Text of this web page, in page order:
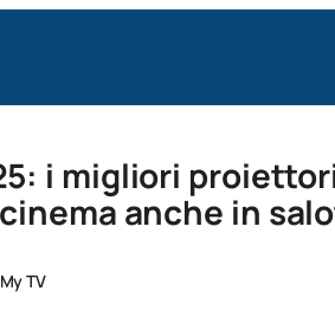
i migliori
anche in
TV